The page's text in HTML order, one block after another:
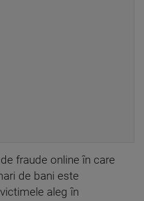
fraude online în care
de bani este
aleg în